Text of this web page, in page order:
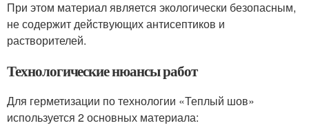
При этом материал является экологически безопасным,
не содержит действующих антисептиков и
растворителей.
Технологические нюансы работ
Для герметизации по технологии «Теплый шов»
используется 2 основных материала: